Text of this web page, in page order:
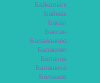
Байкальск
Баймак
Бакал
Баксан
Балабаново
Балаково
Балахна
Балашиха
Балашов